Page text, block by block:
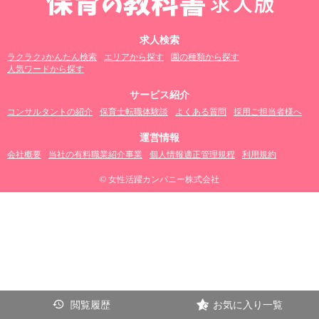
求人検索
ラクラク♪かんたん検索 エリアから探す
園の種類から探す
人気ワードから探す
サービス紹介
コンサルタントの紹介 保育士転職体験談 よくある質問 採用ご担当者様へ
運営情報
会社概要 当社の有料職業紹介事業 個人情報適正管理規程 利用規約
© 女性活躍カンパニー株式会社
閲覧履歴 お気に入り一覧